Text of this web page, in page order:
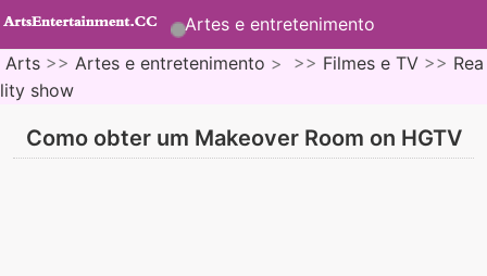
Artes e entretenimento
Arts >> Artes e entretenimento > >> Filmes e TV >> Rea
lity show
Como obter um Makeover Room on HGTV